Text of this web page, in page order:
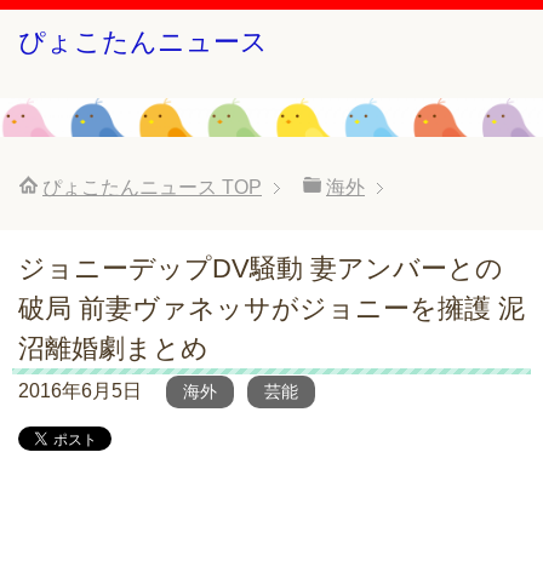
ぴょこたんニュース
ぴょこたんニュース TOP 海外
ジョニーデップDV騒動 妻アンバーとの
破局 前妻ヴァネッサがジョニーを擁護 泥
沼離婚劇まとめ
2016年6月5日 海外 芸能